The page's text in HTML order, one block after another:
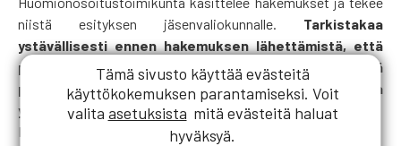
niistä esityksen jäsenvaliokunnalle. Tarkistakaa
ystävällisesti ennen hakemuksen lähettämistä, että
pisteytyskriteerit täyttyvät. Pisteytyksessä
painotetaan aktiivisuutta nimenomaan RKL:ssä ja
yhdistysten hallitustyössä.
Hakulomake sekä pisteytysohje:
Tämä sivusto käyttää evästeitä
käyttökokemuksen parantamiseksi. Voit
valita asetuksista mitä evästeitä haluat
hyväksyä.